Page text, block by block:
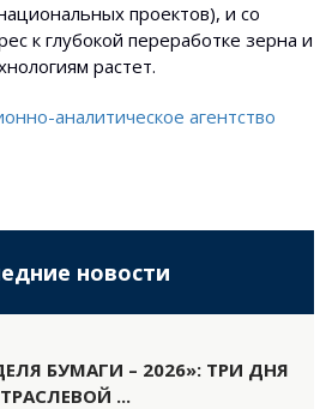
проектов), и со
к глубокой переработке зерна и
растет.
аналитическое агентство
новости
БУМАГИ – 2026»: ТРИ ДНЯ
...